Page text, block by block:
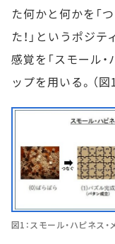
た何かと何かを「つ
た！」というポジテ
感覚を「スモール
ップを用いる。（図1
図1：スモール・ハピネス・